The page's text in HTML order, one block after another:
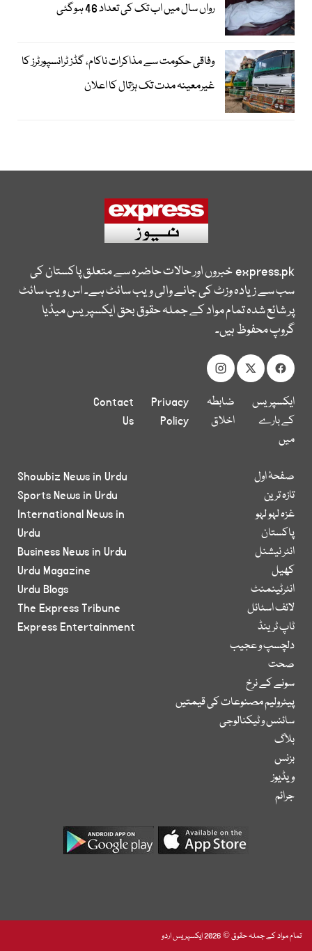
رواں سال میں اب تک کی تعداد 46 ہوگئی
وفاقی حکومت سے مذاکرات ناکام، گڈز ٹرانسپورٹرز کا
غیرمعینہ مدت تک ہڑتال کا اعلان
express.pkخبروں اور حالات حاضرہ سے متعلق پاکستان کی
سب سے زیادہ وزٹ کی جانے والی ویب سائٹ ہے۔ اس ویب سائٹ
پر شائع شدہ تمام مواد کے جملہ حقوق بحق ایکسپریس میڈیا
گروپ محفوظ ہیں۔
ایکسپریس
کے بارے
میں
ضابطہ
اخلاق
Privacy
Policy
Contact
Us
صفحۂ اول
تازہ ترین
غزہ لہو لہو
پاکستان
انٹر نیشنل
کھیل
انٹرٹینمنٹ
لائف اسٹائل
ٹاپ ٹرینڈ
دلچسپ و عجیب
صحت
سونے کے نرخ
پیٹرولیم مصنوعات کی قیمتیں
سائنس و ٹیکنالوجی
بلاگ
بزنس
ویڈیوز
جرائم
Showbiz News in Urdu
Sports News in Urdu
International News in
Urdu
Business News in Urdu
Urdu Magazine
Urdu Blogs
The Express Tribune
Express Entertainment
تمام مواد کے جملہ حقوق © 2026 ایکسپریس اردو